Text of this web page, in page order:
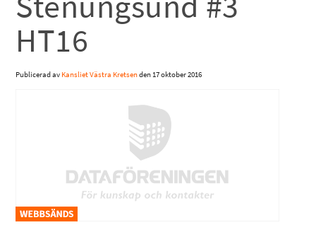
HT16
Publicerad av Kansliet Västra Kretsenden17 oktober 2016